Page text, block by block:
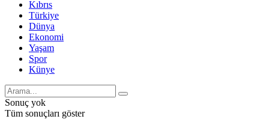
Kıbrıs
Türkiye
Dünya
Ekonomi
Yaşam
Spor
Künye
Sonuç yok
Tüm sonuçları göster